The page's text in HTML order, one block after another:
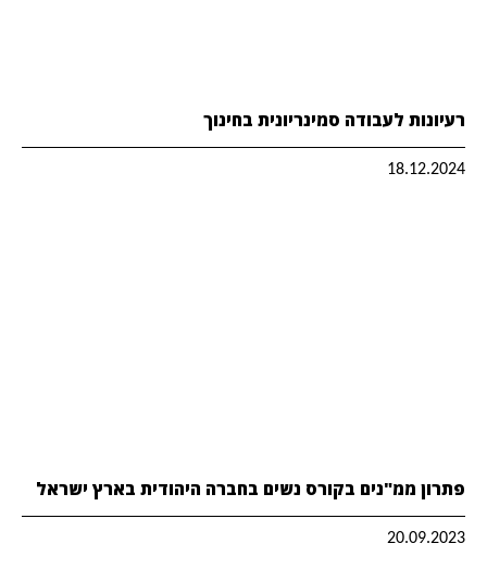
רעיונות לעבודה סמינריונית בחינוך
18.12.2024
פתרון ממ"נים בקורס נשים בחברה היהודית בארץ ישראל
20.09.2023